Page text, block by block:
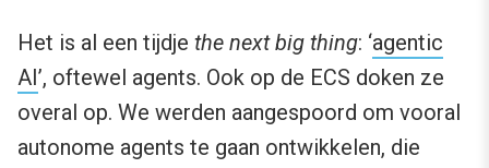
Het is al een tijdje the next big thing: ‘agentic
AI’, oftewel agents. Ook op de ECS doken ze
overal op. We werden aangespoord om vooral
autonome agents te gaan ontwikkelen, die